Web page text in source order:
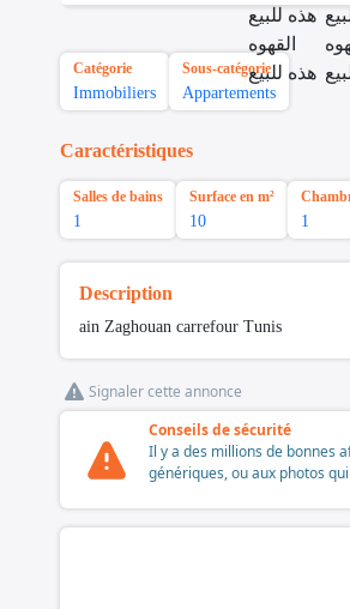
Catégorie
Immobiliers
Sous-catégorie
Appartements
Caractéristiques
Salles de bains
1
Surface en m²
10 1
Description
ain Zaghouan carrefour Tunis
Signaler cette annonce
Conseils de sécurité
Il y a des millions de bonnes
génériques, ou aux photos